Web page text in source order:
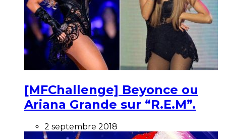
[MFChallenge] Beyonce ou
Ariana Grande sur “R.E.M”.
2 septembre 2018